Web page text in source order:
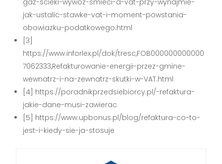
jak-ustalic-stawke-vat-i-moment-powstania-
obowiazku-podatkowego.html
[3]
https://www.inforlex.pl/dok/tresc,FOB000000000000
7062333,Refakturowanie-energii-przez-gmine-
wewnatrz-i-na-zewnatrz-skutki-w-VAT.html
[4] https://poradnikprzedsiebiorcy.pl/-refaktura-
jakie-dane-musi-zawierac
[5] https://www.upbonus.pl/blog/refaktura-co-to-
jest-i-kiedy-sie-ja-stosuje